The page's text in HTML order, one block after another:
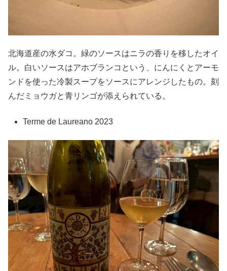
北海道産の水ダコ。緑のソースはニラの香りを移したオイ
ル。白いソースはアホブランコという、にんにくとアーモ
ンドを使った冷製スープをソースにアレンジしたもの。刻
んだミョウガと青リンゴが添えられている。
Terme de Laureano 2023